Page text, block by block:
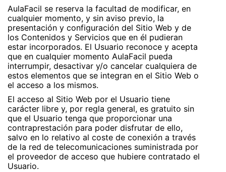
AulaFacil se reserva la facultad de modificar, en
cualquier momento, y sin aviso previo, la
presentación y configuración del Sitio Web y de
los Contenidos y Servicios que en él pudieran
estar incorporados. El Usuario reconoce y acepta
que en cualquier momento AulaFacil pueda
interrumpir, desactivar y/o cancelar cualquiera de
estos elementos que se integran en el Sitio Web o
el acceso a los mismos.
El acceso al Sitio Web por el Usuario tiene
carácter libre y, por regla general, es gratuito sin
que el Usuario tenga que proporcionar una
contraprestación para poder disfrutar de ello,
salvo en lo relativo al coste de conexión a través
de la red de telecomunicaciones suministrada por
el proveedor de acceso que hubiere contratado el
Usuario.